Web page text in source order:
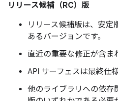
リリース候補（RC）版
リリース候補版は、安定
あるバージョンです。
直近の重要な修正が含ま
API サーフェスは最終仕
他のライブラリへの依存